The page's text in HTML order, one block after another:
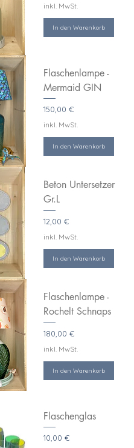
inkl. MwSt.
In den Warenkorb
Flaschenlampe -
Mermaid GIN
Preis
150,00 €
inkl. MwSt.
In den Warenkorb
Beton Untersetzer
Gr.L
Preis
12,00 €
inkl. MwSt.
In den Warenkorb
Flaschenlampe -
Rochelt Schnaps
Preis
180,00 €
inkl. MwSt.
In den Warenkorb
Flaschenglas
Preis
10,00 €